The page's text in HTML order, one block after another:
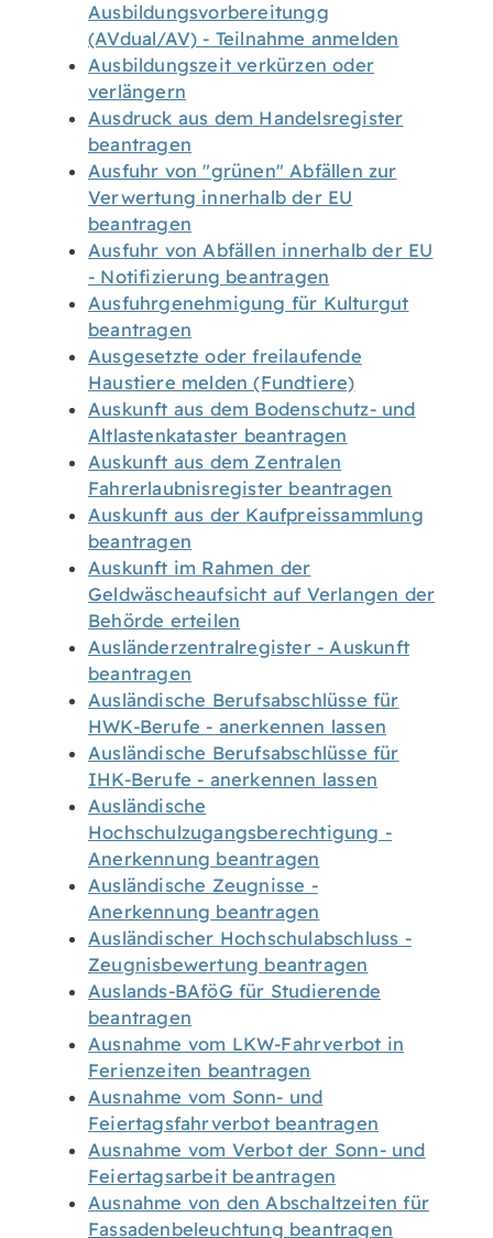
Ausbildungsvorbereitungg
(AVdual/AV) - Teilnahme anmelden
Ausbildungszeit verkürzen oder
verlängern
Ausdruck aus dem Handelsregister
beantragen
Ausfuhr von "grünen" Abfällen zur
Verwertung innerhalb der EU
beantragen
Ausfuhr von Abfällen innerhalb der EU
- Notifizierung beantragen
Ausfuhrgenehmigung für Kulturgut
beantragen
Ausgesetzte oder freilaufende
Haustiere melden (Fundtiere)
Auskunft aus dem Bodenschutz- und
Altlastenkataster beantragen
Auskunft aus dem Zentralen
Fahrerlaubnisregister beantragen
Auskunft aus der Kaufpreissammlung
beantragen
Auskunft im Rahmen der
Geldwäscheaufsicht auf Verlangen der
Behörde erteilen
Ausländerzentralregister - Auskunft
beantragen
Ausländische Berufsabschlüsse für
HWK-Berufe - anerkennen lassen
Ausländische Berufsabschlüsse für
IHK-Berufe - anerkennen lassen
Ausländische
Hochschulzugangsberechtigung -
Anerkennung beantragen
Ausländische Zeugnisse -
Anerkennung beantragen
Ausländischer Hochschulabschluss -
Zeugnisbewertung beantragen
Auslands-BAföG für Studierende
beantragen
Ausnahme vom LKW-Fahrverbot in
Ferienzeiten beantragen
Ausnahme vom Sonn- und
Feiertagsfahrverbot beantragen
Ausnahme vom Verbot der Sonn- und
Feiertagsarbeit beantragen
Ausnahme von den Abschaltzeiten für
Fassadenbeleuchtung beantragen